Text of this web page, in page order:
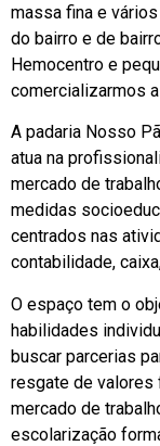
massa fina e
do bairro e de
Hemocentro e
comercializarmos
A padaria Nosso
atua na
mercado de
medidas
centrados nas
contabilidade,
O espaço tem o
habilidades
buscar parcerias
resgate de valores
mercado de
escolarização